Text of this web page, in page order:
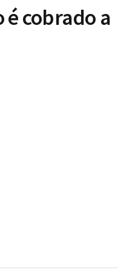
é cobrado a